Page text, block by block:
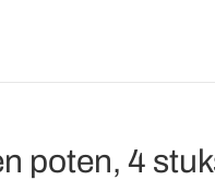
poten, 4